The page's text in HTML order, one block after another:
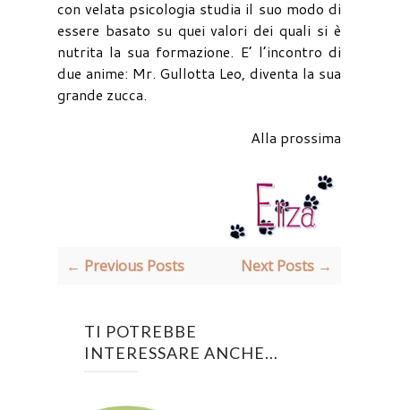
con velata psicologia studia il suo modo di
essere basato su quei valori dei quali si è
nutrita la sua formazione. E’ l’incontro di
due anime: Mr. Gullotta Leo, diventa la sua
grande zucca.
Alla prossima
← Previous Posts Next Posts →
TI POTREBBE
INTERESSARE ANCHE...